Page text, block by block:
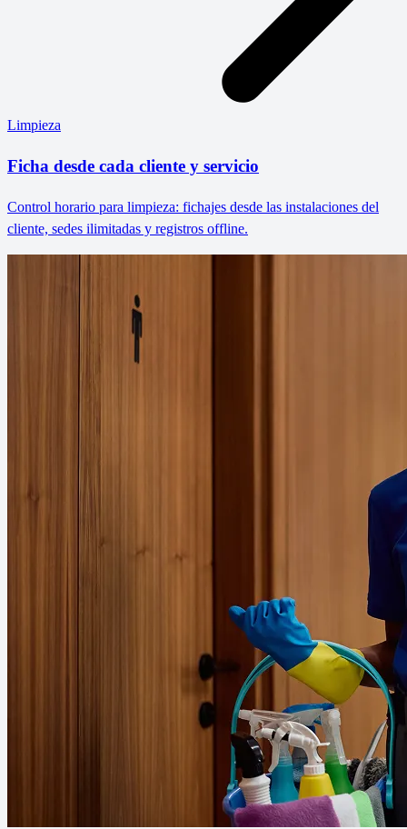
Limpieza
Ficha desde cada cliente y servicio
Control horario para limpieza: fichajes desde las instalaciones del
cliente, sedes ilimitadas y registros offline.